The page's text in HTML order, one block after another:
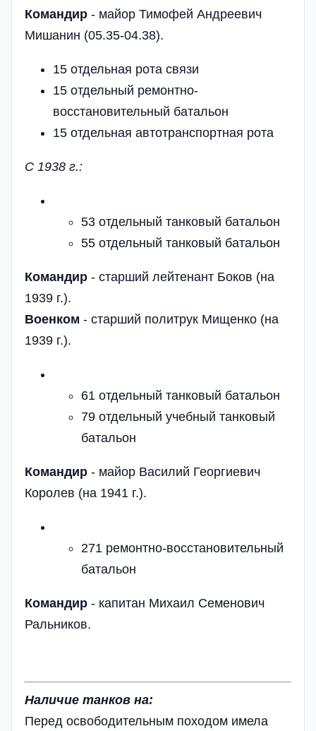
Командир - майор Тимофей Андреевич
Мишанин (05.35-04.38).
15 отдельная рота связи
15 отдельный ремонтно-
восстановительный батальон
15 отдельная автотранспортная рота
С 1938 г.:
53 отдельный танковый батальон
55 отдельный танковый батальон
Командир - старший лейтенант Боков (на
1939 г.).
Военком - старший политрук Мищенко (на
1939 г.).
61 отдельный танковый батальон
79 отдельный учебный танковый
батальон
Командир - майор Василий Георгиевич
Королев (на 1941 г.).
271 ремонтно-восстановительный
батальон
Командир - капитан Михаил Семенович
Ральников.
Наличие танков на:
Перед освободительным походом имела